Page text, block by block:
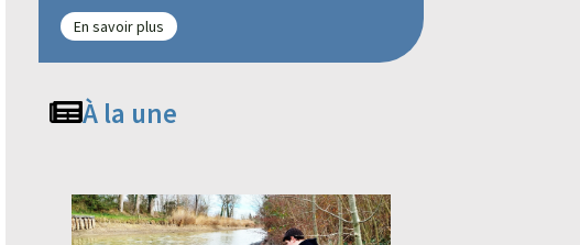
En savoir plus
À la une